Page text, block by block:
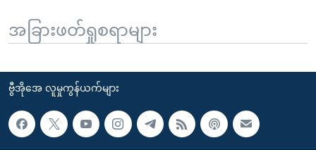
အခြားဖတ်ရှုစရာများ
ဗွီအိုအေ လူမှုကွန်ယက်များ